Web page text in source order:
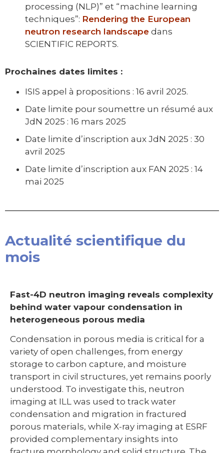
processing (NLP)” et “machine learning
techniques”: Rendering the European
neutron research landscape dans
SCIENTIFIC REPORTS.
Prochaines dates limites :
ISIS appel à propositions : 16 avril 2025.
Date limite pour soumettre un résumé aux
JdN 2025 : 16 mars 2025
Date limite d’inscription aux JdN 2025 : 30
avril 2025
Date limite d’inscription aux FAN 2025 : 14
mai 2025
Actualité scientifique du
mois
Fast-4D neutron imaging reveals complexity
behind water vapour condensation in
heterogeneous porous media
Condensation in porous media is critical for a
variety of open challenges, from energy
storage to carbon capture, and moisture
transport in civil structures, yet remains poorly
understood. To investigate this, neutron
imaging at ILL was used to track water
condensation and migration in fractured
porous materials, while X-ray imaging at ESRF
provided complementary insights into